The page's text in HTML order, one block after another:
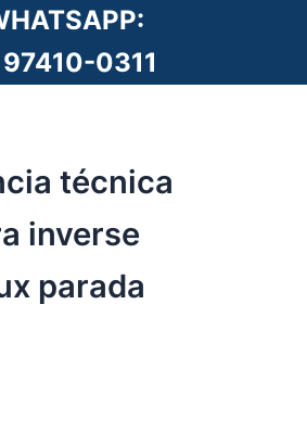
97410-0311
técnica
inverse
parada